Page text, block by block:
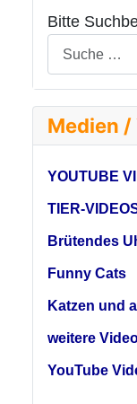
Bitte
Medien /
YOUTUBE
TIER-
Brütendes
Funny Cats
Katzen und
weitere
YouTube